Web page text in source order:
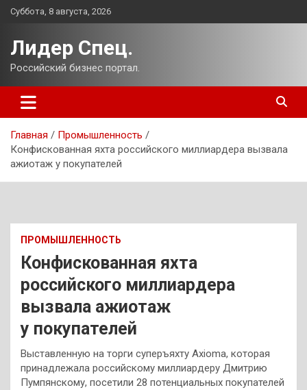
Перейти
Суббота, 8 августа, 2026
Лидер Спец.
Российский бизнес портал.
Главная
Промышленность
Конфискованная яхта российского миллиардера вызвала
ажиотаж у покупателей
ПРОМЫШЛЕННОСТЬ
Конфискованная яхта
российского миллиардера
вызвала ажиотаж
у покупателей
Выставленную на торги суперъяхту Axioma, которая
принадлежала российскому миллиардеру Дмитрию
Пумпянскому, посетили 28 потенциальных покупателей